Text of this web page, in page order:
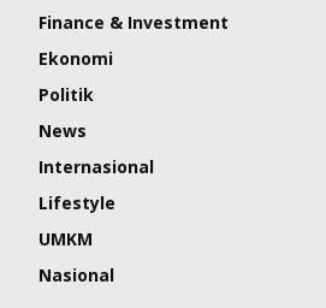
Finance & Investment
Ekonomi
Politik
News
Internasional
Lifestyle
UMKM
Nasional